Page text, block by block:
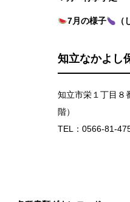
7月の様子 （
知立なかよし
知立市栄１丁目８
階）
TEL：0566-81-